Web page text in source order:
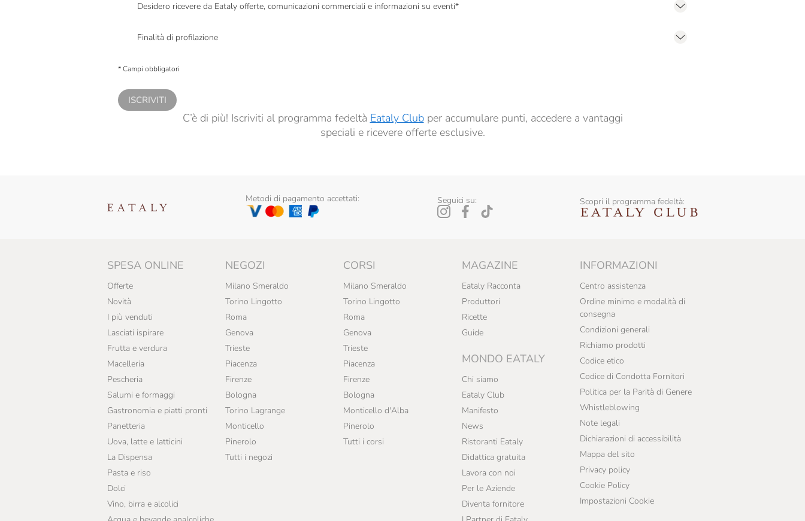
Desidero ricevere da Eataly offerte, comunicazioni commerciali e informazioni su eventi*
Finalità di profilazione
* Campi obbligatori
ISCRIVITI
C’è di più! Iscriviti al programma fedeltà Eataly Clubper accumulare punti, accedere a vantaggi
speciali e ricevere offerte esclusive.
Metodi di pagamento accettati: Seguici su: Scopri il programma fedeltà:
SPESA ONLINE
Offerte
Novità
I più venduti
Lasciati ispirare
Frutta e verdura
Macelleria
Pescheria
Salumi e formaggi
Gastronomia e piatti pronti
Panetteria
Uova, latte e latticini
La Dispensa
Pasta e riso
Dolci
Vino, birra e alcolici
NEGOZI
Milano Smeraldo
Torino Lingotto
Roma
Genova
Trieste
Piacenza
Firenze
Bologna
Torino Lagrange
Monticello
Pinerolo
Tutti i negozi
CORSI
Milano Smeraldo
Torino Lingotto
Roma
Genova
Trieste
Piacenza
Firenze
Bologna
Monticello d'Alba
Pinerolo
Tutti i corsi
MAGAZINE
Eataly Racconta
Produttori
Ricette
Guide
MONDO EATALY
Chi siamo
Eataly Club
Manifesto
News
Ristoranti Eataly
Didattica gratuita
Lavora con noi
Per le Aziende
Diventa fornitore
INFORMAZIONI
Centro assistenza
Ordine minimo e modalità di
consegna
Condizioni generali
Richiamo prodotti
Codice etico
Codice di Condotta Fornitori
Politica per la Parità di Genere
Whistleblowing
Note legali
Dichiarazioni di accessibilità
Mappa del sito
Privacy policy
Cookie Policy
Impostazioni Cookie